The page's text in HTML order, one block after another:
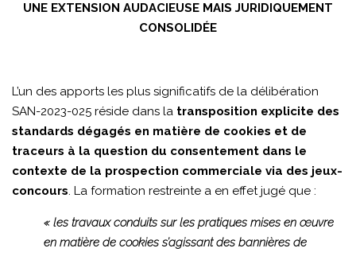
UNE EXTENSION AUDACIEUSE MAIS JURIDIQUEMENT
CONSOLIDÉE
L’un des apports les plus significatifs de la délibération
SAN-2023-025 réside dans la transposition explicite des
standards dégagés en matière de cookies et de
traceurs à la question du consentement dans le
contexte de la prospection commerciale via des jeux-
concours. La formation restreinte a en effet jugé que :
« les travaux conduits sur les pratiques mises en œuvre
en matière de cookies s’agissant des bannières de